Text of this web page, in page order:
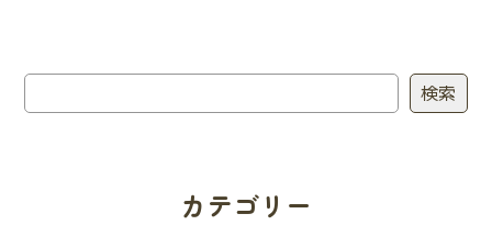
検索
カテゴリー